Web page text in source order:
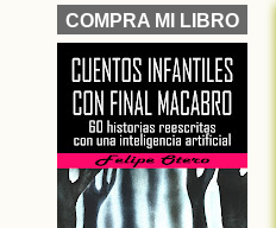
COMPRA MI LIBRO